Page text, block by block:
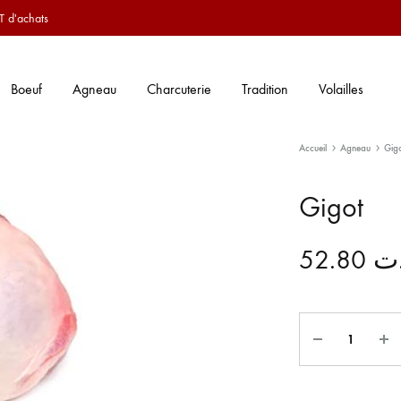
d'achats
Boeuf Agneau Charcuterie Tradition Volailles
Accueil Agneau
Gigot